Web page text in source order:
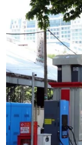
#Hưng Yên
Hưng Yên